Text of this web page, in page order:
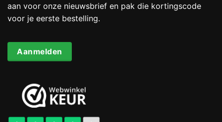
aan voor onze nieuwsbrief en pak die kortingscode
voor je eerste bestelling.
Aanmelden